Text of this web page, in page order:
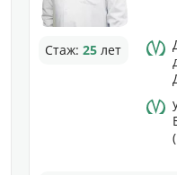
Стаж:25 лет